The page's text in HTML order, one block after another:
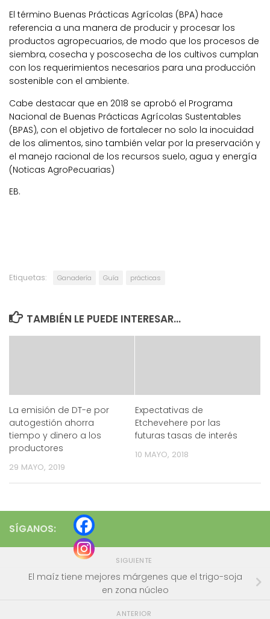
El término Buenas Prácticas Agrícolas (BPA) hace
referencia a una manera de producir y procesar los
productos agropecuarios, de modo que los procesos de
siembra, cosecha y poscosecha de los cultivos cumplan
con los requerimientos necesarios para una producción
sostenible con el ambiente.
Cabe destacar que en 2018 se aprobó el Programa
Nacional de Buenas Prácticas Agrícolas Sustentables
(BPAS), con el objetivo de fortalecer no solo la inocuidad
de los alimentos, sino también velar por la preservación y
el manejo racional de los recursos suelo, agua y energía
(Noticas AgroPecuarias)
EB.
Etiquetas: Ganadería Guía prácticas
TAMBIÉN LE PUEDE INTERESAR...
La emisión de DT-e por
autogestión ahorra
tiempo y dinero a los
productores
29 MAYO, 2019
Expectativas de
Etchevehere por las
futuras tasas de interés
10 MAYO, 2018
SÍGANOS:
SIGUIENTE
El maíz tiene mejores márgenes que el trigo-soja
en zona núcleo
ANTERIOR